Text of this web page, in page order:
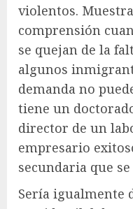
violentos.
comprensión
se quejan de la
algunos
demanda no
tiene un
director de un
empresario
secundaria que
Sería igualmente